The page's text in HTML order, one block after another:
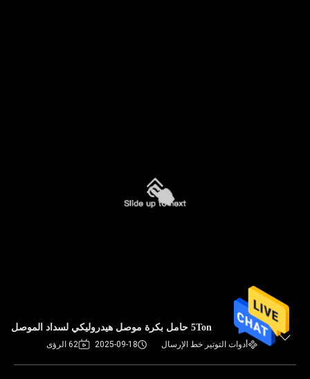
5Ton حامل بكرة موصل هيدروليكي لسداد الموصل
أدوات التوتير خط الإرسال 2025-09-18 62 الرؤى